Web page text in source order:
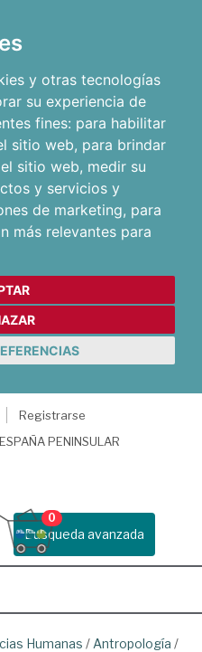
y otras tecnologías
su experiencia de
fines: para habilitar
sitio web, para brindar
sitio web, medir su
y servicios y
de marketing, para
más relevantes para
Registrarse
ESPAÑA PENINSULAR
Busqueda avanzada
0
Humanas / Antropología /